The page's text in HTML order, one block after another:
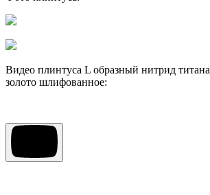
Видео плинтуса L образный нитрид титана
золото шлифованное: